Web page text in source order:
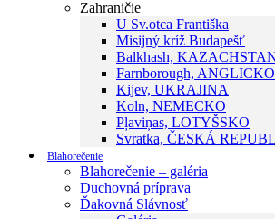
Zahraničie
U Sv.otca Františka
Misijný kríž Budapešť
Balkhash,
Farnborough, ANGLICKO
Kijev, UKRAJINA
Koln, NEMECKO
Pļaviņas, LOTYŠSKO
Svratka, ČESKÁ
Blahorečenie
Blahorečenie – galéria
Duchovná príprava
Ďakovná Slávnosť